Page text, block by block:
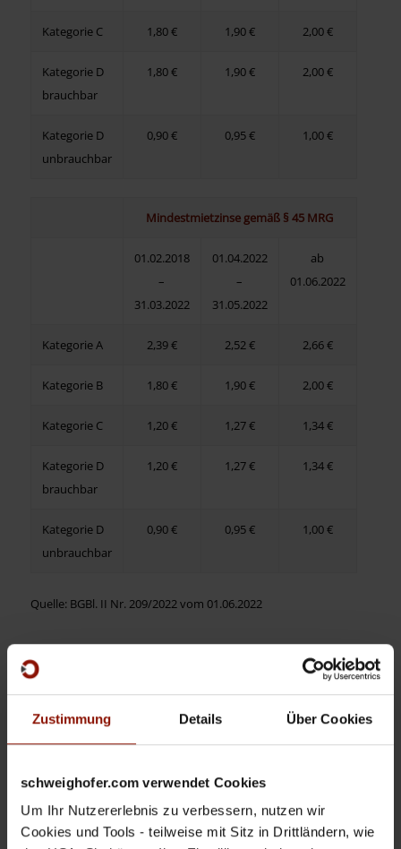
Zustimmung Details Über Cookies
schweighofer.com verwendet Cookies
Um Ihr Nutzererlebnis zu verbessern, nutzen wir
Cookies und Tools - teilweise mit Sitz in Drittländern, wie
Kategorie C 1,80 € 1,90 € 2,00 €
Kategorie D
brauchbar
1,80 € 1,90 € 2,00 €
Kategorie D
unbrauchbar
0,90 € 0,95 € 1,00 €
Mindestmietzinse gemäß § 45 MRG
01.02.2018
–
31.03.2022
01.04.2022
–
31.05.2022
ab
01.06.2022
Kategorie A 2,39 € 2,52 € 2,66 €
Kategorie B 1,80 € 1,90 € 2,00 €
Kategorie C 1,20 € 1,27 € 1,34 €
Kategorie D
brauchbar
1,20 € 1,27 € 1,34 €
Kategorie D
unbrauchbar
0,90 € 0,95 € 1,00 €
Quelle: BGBl. II Nr. 209/2022 vom 01.06.2022
Für neue Mietverträge ab diesem Datum können
sofort die neuen Kategoriebeträge angewendet
werden. Für bestehende Mietverträge kann die
Anpassung frühestens mit Vorschreibung Juli
2022 erfolgen, wenn das Schreiben mindestens 14
Ab Programmversion HAUS-MANAGER 18.00f
wurden von uns alle notwendigen Anpassungen in